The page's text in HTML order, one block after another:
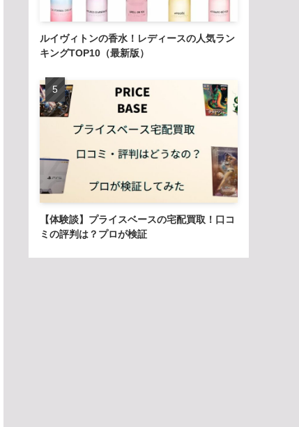
ルイヴィトンの香水！レディースの人気ラン
キングTOP10（最新版）
【体験談】プライスベースの宅配買取！口コ
ミの評判は？プロが検証